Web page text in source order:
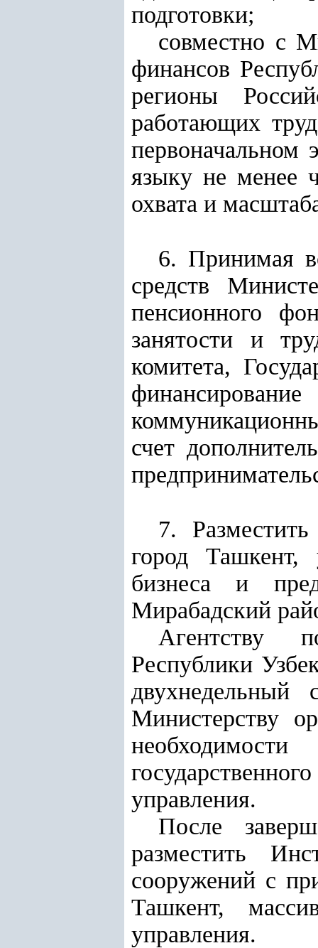
подготовки;
совместно с
финансов
регионы
работающих
первоначальном
языку не менее
охвата и
6. Принимая
средств
пенсионного
занятости и
комитета,
счет
7.
город
бизнеса и
Мирабадский
Агентству
Республики
двухнедельный
Министерству
управления.
После
разместить
сооружений с
Ташкент,
управления.